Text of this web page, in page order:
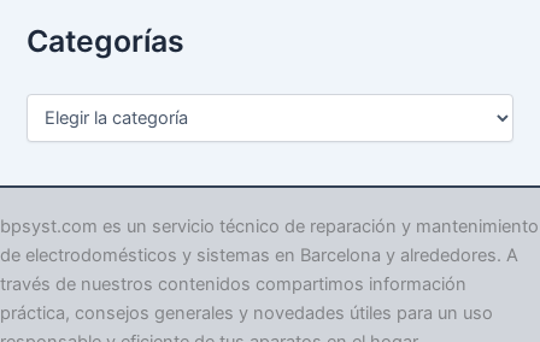
Categorías
C
o
r
a
s
bpsyst.com es un servicio técnico de reparación y mantenimiento
de electrodomésticos y sistemas en Barcelona y alrededores. A
través de nuestros contenidos compartimos información
práctica, consejos generales y novedades útiles para un uso